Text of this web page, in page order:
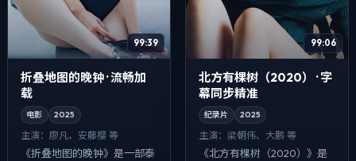
99:39
折叠地图的晚钟 · 流畅加
载
电影 2025
主演： 廖凡、安藤樱 等
《折叠地图的晚钟》是一部泰
99:06
北方有棵树（2020） · 字
幕同步精准
纪录片 2025
主演： 梁朝伟、大鹏 等
《北方有棵树（2020）》是